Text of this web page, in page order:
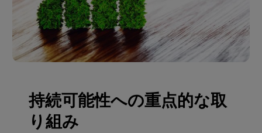
持続可能性への重点的な取
り組み